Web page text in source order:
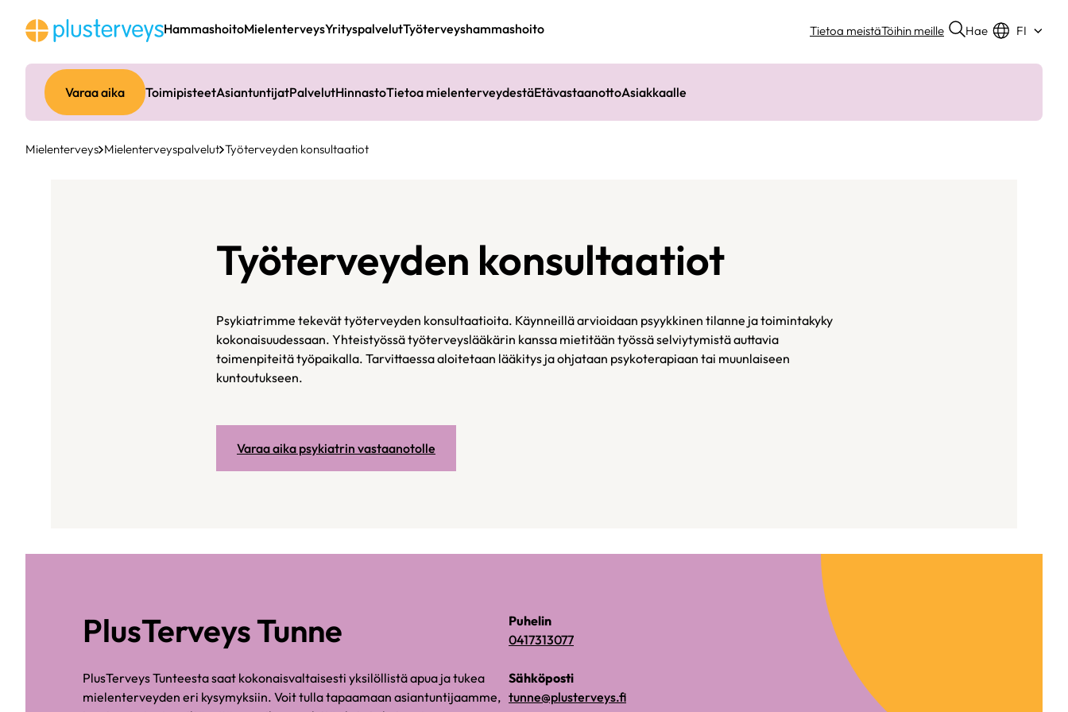
sisältöön
HammashoitoMielenterveys
Varaa aika ToimipisteetAsiantuntijatPalvelutHinnastoTietoa mielenterveydestäEtävastaanottoAsiakkaalle
YrityspalvelutTyöterveyshammashoito Tietoa meistäTöihin meille Hae FI
Mielenterveys Mielenterveyspalvelut Työterveyden konsultaatiot
Työterveyden konsultaatiot
Psykiatrimme tekevät työterveyden konsultaatioita. Käynneillä arvioidaan psyykkinen tilanne ja toimintakyky
kokonaisuudessaan. Yhteistyössä työterveyslääkärin kanssa mietitään työssä selviytymistä auttavia
toimenpiteitä työpaikalla. Tarvittaessa aloitetaan lääkitys ja ohjataan psykoterapiaan tai muunlaiseen
kuntoutukseen.
Varaa aika psykiatrin vastaanotolle
PlusTerveys Tunne
PlusTerveys Tunteesta saat kokonaisvaltaisesti yksilöllistä apua ja tukea
mielenterveyden eri kysymyksiin. Voit tulla tapaamaan asiantuntijaamme,
Puhelin
0417313077
Sähköposti
tunne@plusterveys.fi